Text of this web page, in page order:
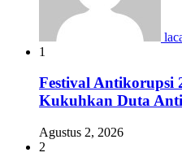
1
Festival Antikorupsi
Kukuhkan Duta
Agustus 2, 2026
2